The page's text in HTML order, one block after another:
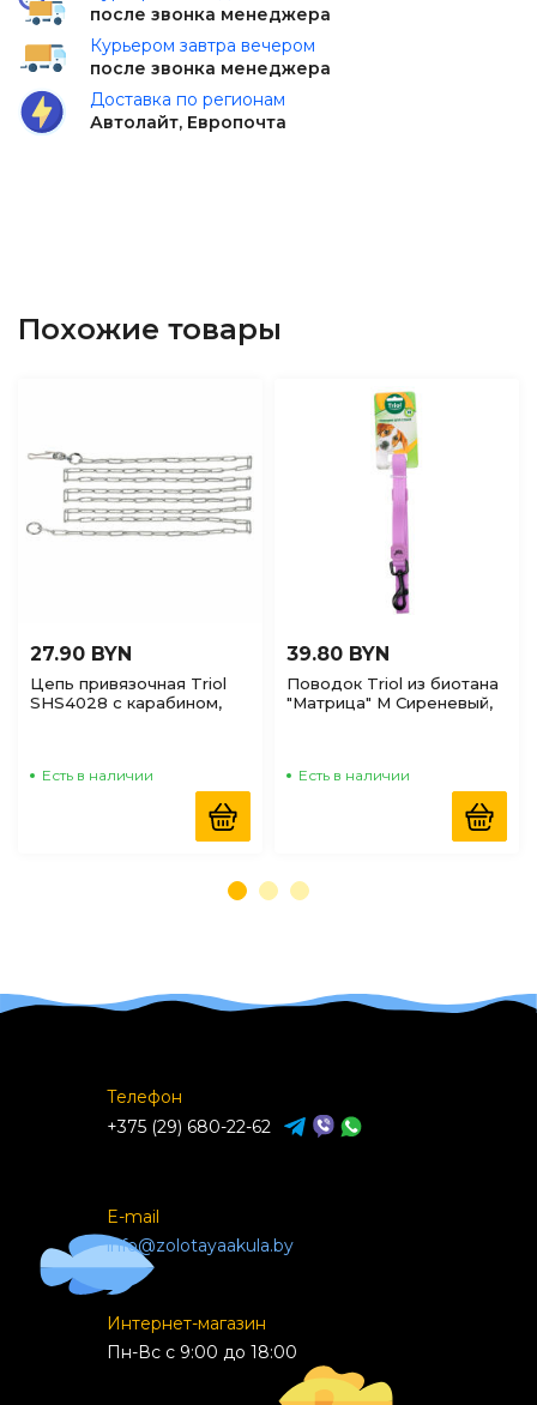
после звонка менеджера
Курьером завтра вечером
после звонка менеджера
Доставка по регионам
Автолайт, Европочта
Похожие товары
27.90 BYN
Цепь привязочная Triol
SHS4028 с карабином,
Есть в наличии
39.80 BYN
Поводок Triol из биотана
"Матрица" М Сиреневый,
Есть в наличии
Телефон
+375 (29) 680-22-62
E-mail
info@zolotayaakula.by
Интернет-магазин
Пн-Вс с 9:00 до 18:00